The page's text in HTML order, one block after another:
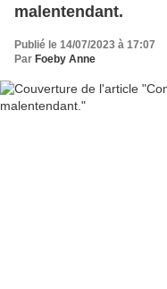
malentendant.
Publié le 14/07/2023 à 17:07
Par Foeby Anne